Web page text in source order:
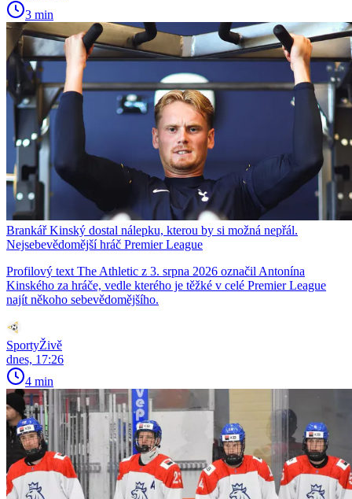
3 min
Brankář Kinský dostal nálepku, kterou by si možná nepřál.
Nejsebevědomější hráč Premier League
Profilový text The Athletic z 3. srpna 2026 označil Antonína
Kinského za hráče, vedle kterého je těžké v celé Premier League
najít někoho sebevědomějšího.
SportyŽivě
dnes, 17:26
4 min